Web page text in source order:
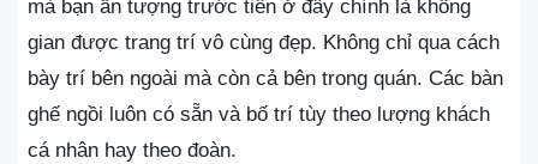
mà bạn ấn tượng trước tiên ở đây chính là không
gian được trang trí vô cùng đẹp. Không chỉ qua cách
bày trí bên ngoài mà còn cả bên trong quán. Các bàn
ghế ngồi luôn có sẵn và bố trí tùy theo lượng khách
cá nhân hay theo đoàn.